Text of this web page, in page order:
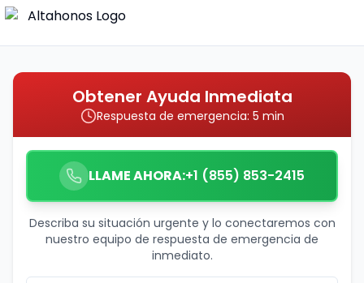
Obtener Ayuda Inmediata
Respuesta de emergencia: 5 min
LLAME AHORA:+1 (855) 853-2415
Describa su situación urgente y lo conectaremos con
nuestro equipo de respuesta de emergencia de
inmediato.